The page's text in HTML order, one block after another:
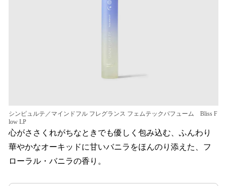
シンピュルテ／マインドフル フレグランス フェムテックパフューム Bliss F
low LP
心がささくれがちなときでも優しく包み込む、ふんわり
華やかなオーキッドに甘いバニラをほんのり添えた、フ
ローラル・バニラの香り。